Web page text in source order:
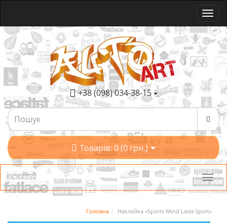
+38 (098) 034-38-15
Товарів: 0 (0 грн.)
Категорії
Головна Наклейка «Sports Mind Lada Sport»